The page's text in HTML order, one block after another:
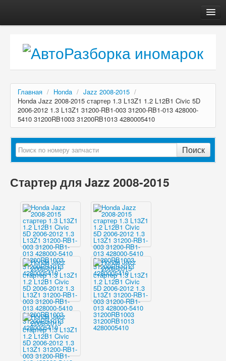
Автосервис
Как купить
Контакты
Главная / Honda / Jazz 2008-2015 /
Honda Jazz 2008-2015 стартер 1.3 L13Z1 1.2 L12B1 Civic 5D
2006-2012 1.3 L13Z1 31200-RB1-003 31200-RB1-013 428000-
5410 31200RB1003 31200RB1013 4280005410
Поиск
Стартер для Jazz 2008-2015